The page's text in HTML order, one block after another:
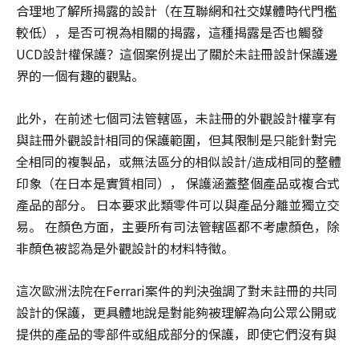
合理地了解所揭露的設計（在互聯網和社交媒體時代門檻
較低），是否可視為相關的揭露，這種揭露是否也觸發
UCD設計權保護？這個案例提出了關於未註冊設計保護邊
界的一個有趣的觀點。
此外，在前述七個司法管轄區，未註冊的外觀設計權享有
與註冊外觀設計相同的保護範圍，但其限制是只能針對完
全相同的複製品，或無法區分的相似設計/造成相同的整體
印象（在日本是實質相同）， 保護涵蓋整個產品或複合式
產品的部分。 日本要求此類零件可以與產品分離並獨立交
易。 在顏色方面，主要所有司法管轄區都不考慮顏色，除
非顏色被認為是外觀設計的材料特徵。
這次歐洲法院在Ferrari案件的判決強調了對未註冊的共同
設計的保護，更具體地說是對能夠被理解為向公眾公開或
提供的產品的零部件或組成部分的保護，即使它們沒有與